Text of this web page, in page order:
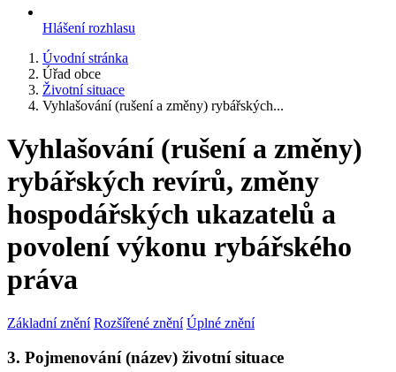
Hlášení rozhlasu
Úvodní stránka
Úřad obce
Životní situace
Vyhlašování (rušení a změny) rybářských...
Vyhlašování (rušení a změny)
rybářských revírů, změny
hospodářských ukazatelů a
povolení výkonu rybářského
práva
Základní znění Rozšířené znění Úplné znění
3. Pojmenování (název) životní situace